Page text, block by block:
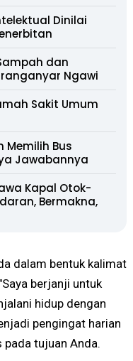
Dinilai
dan
Ngawi
Sakit Umum
Memilih Bus
Jawabannya
Kapal Otok-
Bermakna,
dalam bentuk kalimat
berjanji untuk
hidup dengan
pengingat harian
tujuan Anda.